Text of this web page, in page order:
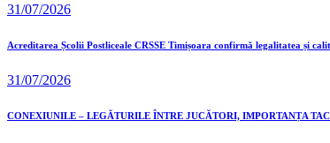
31/07/2026
Acreditarea Școlii Postliceale CRSSE Timișoara confirmă legalitatea și
31/07/2026
CONEXIUNILE – LEGĂTURILE ÎNTRE JUCĂTORI, IMPORTANȚA